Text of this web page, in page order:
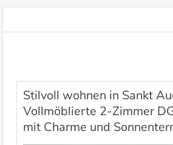
Stilvoll wohnen in Sankt
Vollmöblierte 2-Zimmer
mit Charme und